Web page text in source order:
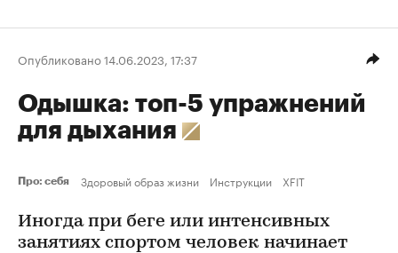
Опубликовано 14.06.2023, 17:37
Одышка: топ-5 упражнений
для дыхания
Про: себя Здоровый образ жизни Инструкции XFIT
Иногда при беге или интенсивных
занятиях спортом человек начинает